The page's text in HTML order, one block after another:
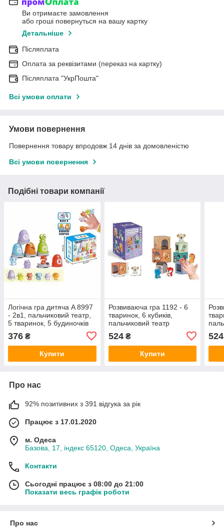
Ви отримаєте замовлення
або гроші повернуться на вашу картку
Детальніше
Післяплата
Оплата за реквізитами (переказ на картку)
Післяплата "УкрПошта"
Всі умови оплати
Умови повернення
Повернення товару впродовж 14 днів за домовленістю
Всі умови повернення
Подібні товари компанії
Логічна гра дитяча A 8997
- 2в1, пальчиковий театр,
5 тваринок, 5 будиночків
376 ₴
Купити
Розвиваюча гра 1192 - 6
тваринок, 6 кубиків,
пальчиковий театр
524₴
Купити
524
Про нас
92% позитивних з 391 відгука за рік
Працює з 17.01.2020
м. Одеса
Базова, 17, індекс 65120, Одеса, Україна
Контакти
Сьогодні працює з 08:00 до 21:00
Показати весь графік роботи
Про нас